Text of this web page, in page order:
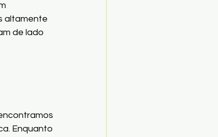
altamente
de lado
Enquanto